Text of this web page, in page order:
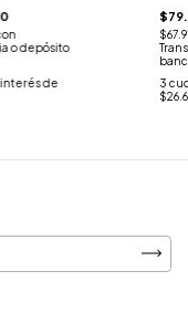
o depósito
de
3